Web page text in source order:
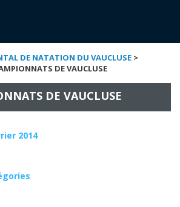
DE NATATION DU VAUCLUSE >
DE VAUCLUSE
DE VAUCLUSE
2014